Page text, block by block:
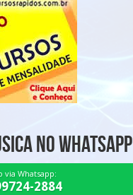
no Whatsapp
via Whatsapp:
2884